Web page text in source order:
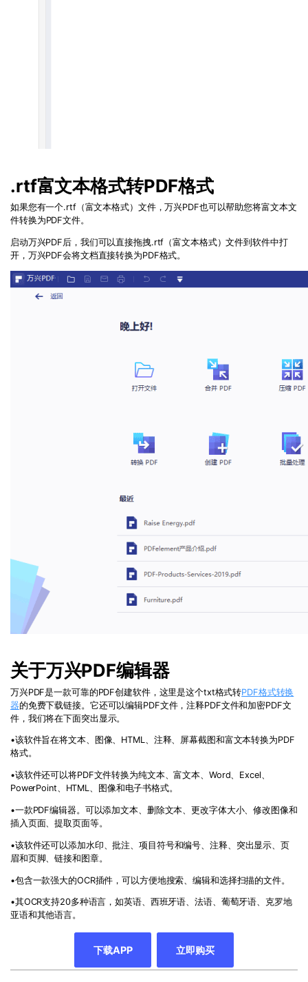
.rtf富文本格式转PDF格式
如果您有一个.rtf（富文本格式）文件，万兴PDF也可以帮助您将富文本文
件转换为PDF文件。
启动万兴PDF后，我们可以直接拖拽.rtf （富文本格式）文件到软件中打
开，万兴PDF会将文档直接转换为PDF格式。
关于万兴PDF编辑器
万兴PDF是一款可靠的PDF创建软件，这里是这个txt格式转PDF格式转换
器的免费下载链接。它还可以编辑PDF文件，注释PDF文件和加密PDF文
件，我们将在下面突出显示。
•该软件旨在将文本、图像、 HTML、注释、屏幕截图和富文本转换为PDF
格式。
•该软件还可以将PDF文件转换为纯文本、富文本、 Word、 Excel、
PowerPoint、 HTML、图像和电子书格式。
•一款PDF编辑器。可以添加文本、删除文本、更改字体大小、修改图像和
插入页面、提取页面等。
•该软件还可以添加水印、批注、项目符号和编号、注释、突出显示、页
眉和页脚、链接和图章。
•包含一款强大的OCR插件，可以方便地搜索、编辑和选择扫描的文件。
•其OCR支持20多种语言，如英语、西班牙语、法语、葡萄牙语、克罗地
亚语和其他语言。
下载APP 立即购买